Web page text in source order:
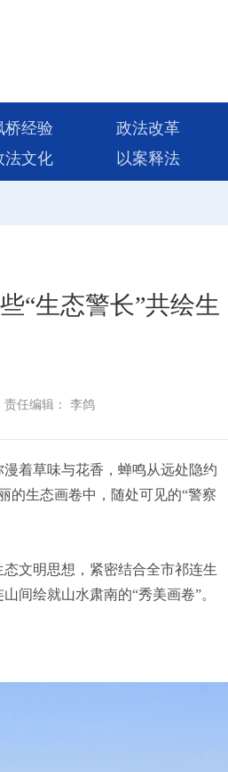
桥经验 政法改革
法文化 以案释法
“生态警长”共绘生
责任编辑： 李鸽
着草味与花香，蝉鸣从远处隐约
生态画卷中，随处可见的“警察
文明思想，紧密结合全市祁连生
间绘就山水肃南的“秀美画卷”。